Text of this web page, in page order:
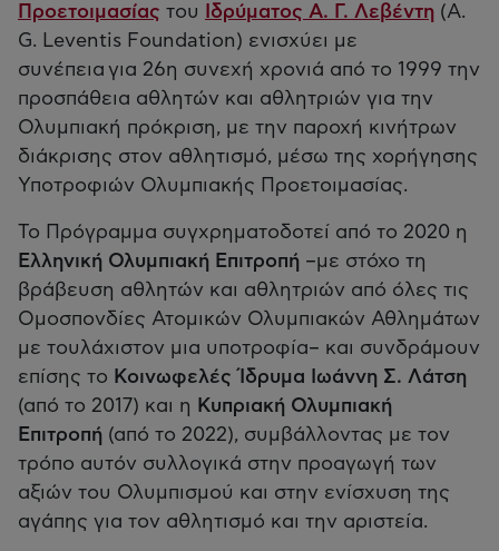
Προετοιμασίας του Ιδρύματος Α. Γ. Λεβέντη (A.
G. Leventis Foundation) ενισχύει με
συνέπεια για 26η συνεχή χρονιά από το 1999 την
προσπάθεια αθλητών και αθλητριών για την
Ολυμπιακή πρόκριση, με την παροχή κινήτρων
διάκρισης στον αθλητισμό, μέσω της χορήγησης
Υποτροφιών Ολυμπιακής Προετοιμασίας.
Το Πρόγραμμα συγχρηματοδοτεί από το 2020 η
Ελληνική Ολυμπιακή Επιτροπή –με στόχο τη
βράβευση αθλητών και αθλητριών από όλες τις
Ομοσπονδίες Ατομικών Ολυμπιακών Αθλημάτων
με τουλάχιστον μια υποτροφία– και συνδράμουν
επίσης το Κοινωφελές Ίδρυμα Ιωάννη Σ. Λάτση
(από το 2017) και η Κυπριακή Ολυμπιακή
Επιτροπή (από το 2022), συμβάλλοντας με τον
τρόπο αυτόν συλλογικά στην προαγωγή των
αξιών του Ολυμπισμού και στην ενίσχυση της
αγάπης για τον αθλητισμό και την αριστεία.